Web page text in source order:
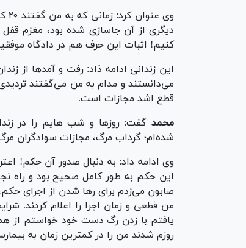
دیگری از آن جاسازی شده بود، مغزم
کنیم! اثبات این حرف هم در دادگاه
این زندانی ادامه ذاد: رفت و آمد‌ها از
می‌دانستند و مدام به من می‌گفتند
قطع اشد مجازات است.
محمد گفت: روز‌ها و شب هایم را در
شده‌ام؛ گرداب مرگ، مجازات سوادگران
وی ادامه داد: به دنبال صدور آن حکم!
این حکم به طور کامل صحیح بود و راه
صابون می‌زدم برای رها شدن از اجرای
من قطعی و زمان اجرا را اعلام کردند.
یافتم با زدن رگ دست خود خواستم از
روزم شدند من را در کمترین زمان به